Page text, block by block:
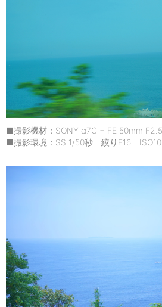
■撮影機材：SONY α7C + FE 50mm
■撮影環境：SS 1/50秒 絞りF16